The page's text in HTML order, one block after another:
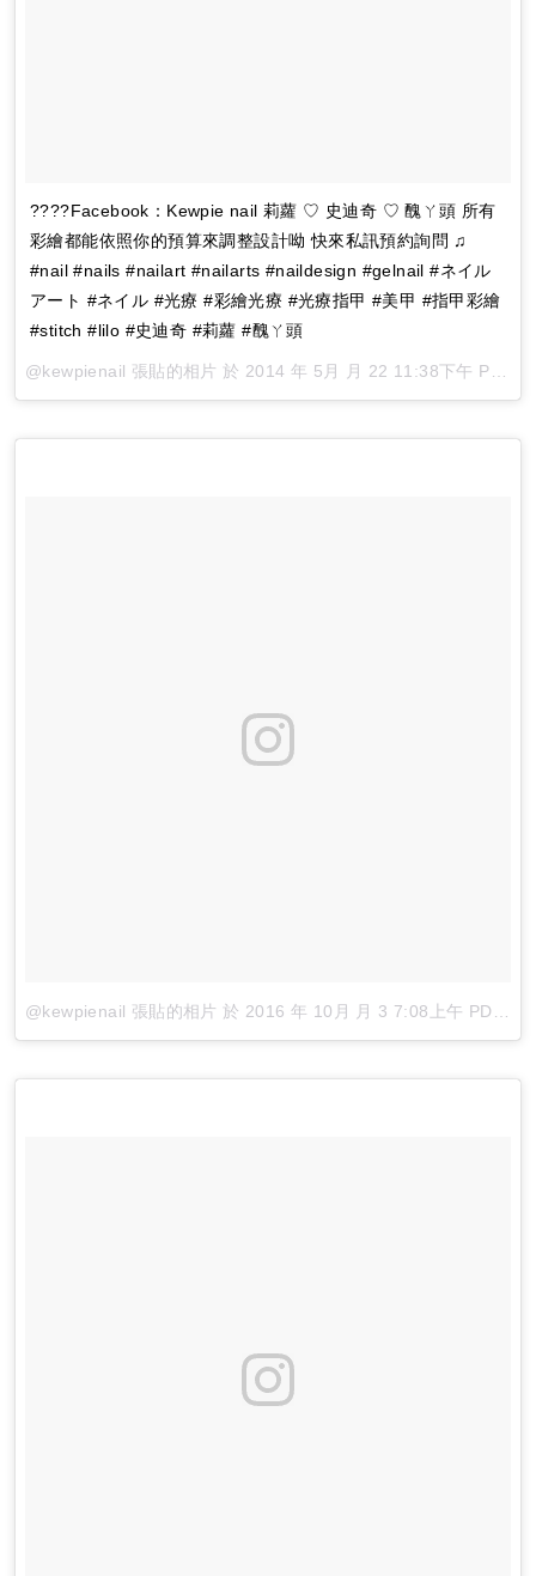
????Facebook：Kewpie nail 莉蘿 ♡ 史迪奇 ♡ 醜ㄚ頭 所有
彩繪都能依照你的預算來調整設計呦 快來私訊預約詢問 ♫
#nail #nails #nailart #nailarts #naildesign #gelnail #ネイル
アート #ネイル #光療 #彩繪光療 #光療指甲 #美甲 #指甲彩繪
#stitch #lilo #史迪奇 #莉蘿 #醜ㄚ頭
@kewpienail 張貼的相片 於 2014 年 5月 月 22 11:38下午 PDT
@kewpienail 張貼的相片 於 2016 年 10月 月 3 7:08上午 PDT